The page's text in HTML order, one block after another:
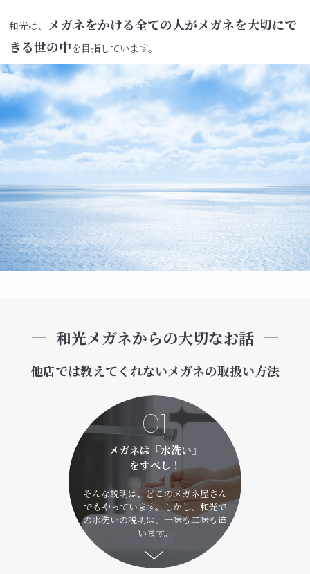
和光は、
メガネをかける全ての人がメガネを大切にで
きる世の中を目指しています。
和光メガネからの大切なお話
他店では教えてくれないメガネの取扱い方法
01
メガネは『水洗い』
をすべし！
そんな説明は、どこのメガネ屋さん
でもやっています。しかし、和光で
の水洗いの説明は、一味も二味も違
います。